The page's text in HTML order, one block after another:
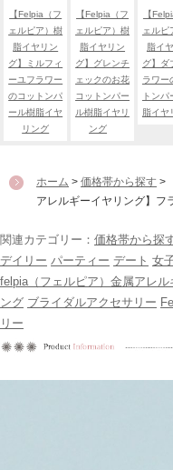
【Felpia（フ
ェルピア）樹
脂イヤリン
グ】ミルフィ
ーユフラワー
のコットンパ
ール樹脂イヤ
リング
【Felpia（フ
ェルピア）樹
脂イヤリン
グ】グレンチ
ェックのお花
コットンパー
ル樹脂イヤリ
ング
【
ェルピ
脂イ
グ】ダ
ラワー
トンパ
脂イヤ
ホーム > 価格帯から探す >
アレルギーイヤリング】フ
関連カテゴリー： 価格帯から探
デイリー パーティー デート 女
felpia（フェルピア）金属アレ
ング ブライダルアクセサリー
リー